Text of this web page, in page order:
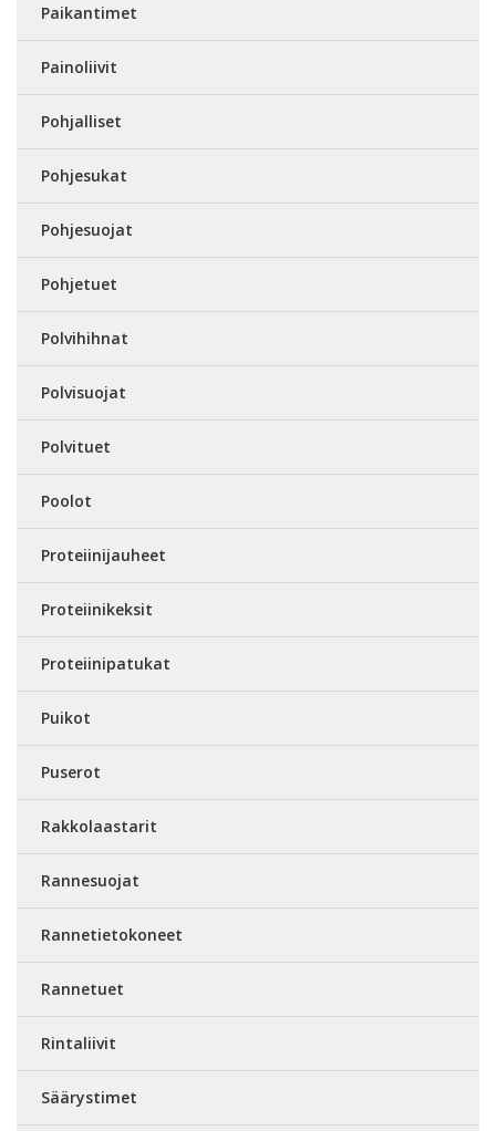
Paikantimet
Painoliivit
Pohjalliset
Pohjesukat
Pohjesuojat
Pohjetuet
Polvihihnat
Polvisuojat
Polvituet
Poolot
Proteiinijauheet
Proteiinikeksit
Proteiinipatukat
Puikot
Puserot
Rakkolaastarit
Rannesuojat
Rannetietokoneet
Rannetuet
Rintaliivit
Säärystimet